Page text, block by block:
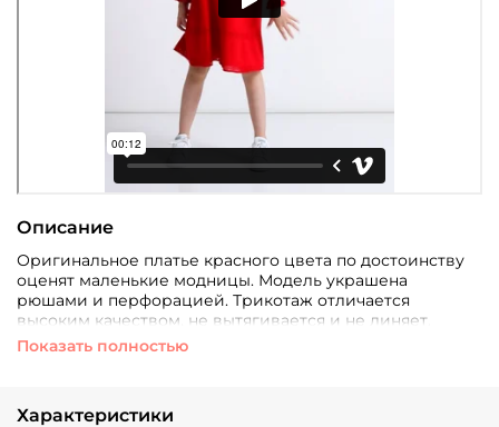
Описание
Оригинальное платье красного цвета по достоинству
оценят маленькие модницы. Модель украшена
рюшами и перфорацией. Трикотаж отличается
высоким качеством, не вытягивается и не линяет.
Платье станет любимым у юной красавицы и займет
Показать полностью
Характеристики